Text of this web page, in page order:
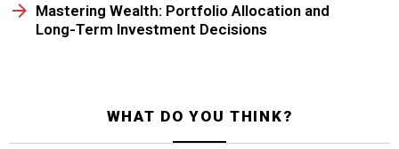
Mastering Wealth: Portfolio Allocation and
Long-Term Investment Decisions
WHAT DO YOU THINK?